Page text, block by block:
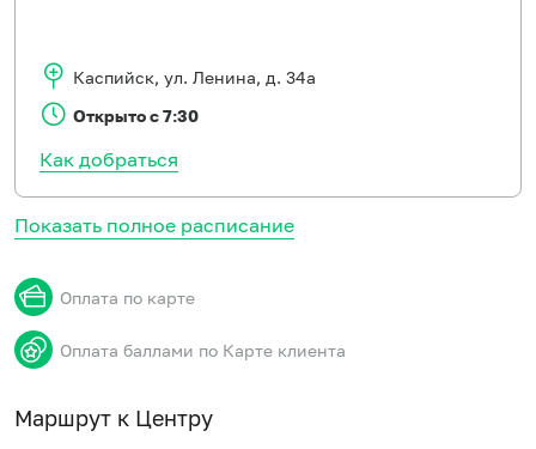
Показать полное расписание
Оплата по карте
Оплата баллами по Карте клиента
Маршрут к Центру
Каспийск, ул. Ленина, д. 34а
Открыто с 7:30
Как добраться